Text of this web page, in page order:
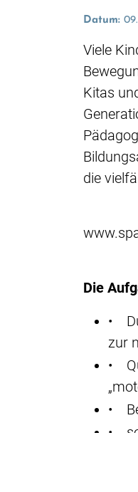
Datum:
Viele
Kitas
die
Die
•
zur
•
•
•